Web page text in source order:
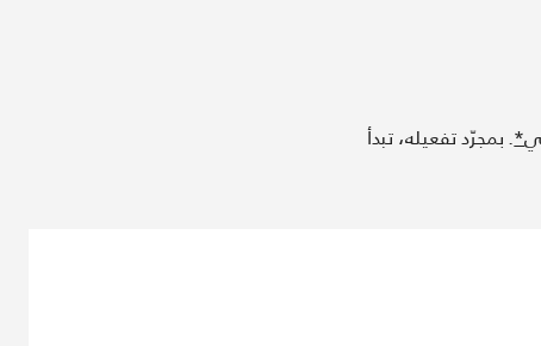
*. بمجرّد تفعيله، تبدأ